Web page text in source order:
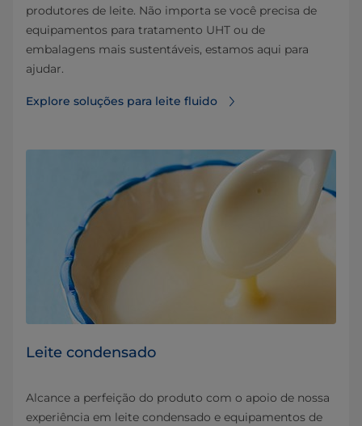
produtores de leite. Não importa se você precisa de
equipamentos para tratamento UHT ou de
embalagens mais sustentáveis, estamos aqui para
ajudar.
Explore soluções para leite fluido
Leite condensado
Alcance a perfeição do produto com o apoio de nossa
experiência em leite condensado e equipamentos de